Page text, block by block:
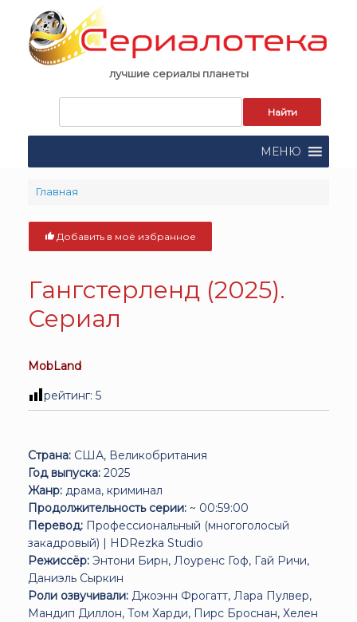
content
лучшие сериалы планеты
поиска:
МЕНЮ
Главная
Добавить в моё избранное
Гангстерленд (2025).
Сериал
MobLand
рейтинг: 5
Страна: США, Великобритания
Год выпуска: 2025
Жанр: драма, криминал
Продолжительность серии: ~ 00:59:00
Перевод: Профессиональный (многоголосый
закадровый) | HDRezka Studio
Режиссёр: Энтони Бирн, Лоуренс Гоф, Гай Ричи,
Даниэль Сыркин
Роли озвучивали: Джоэнн Фрогатт, Лара Пулвер,
Мандип Диллон, Том Харди, Пирс Броснан, Хелен